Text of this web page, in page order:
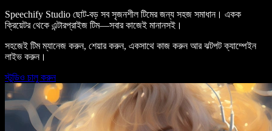
Speechify Studio ছোট-বড় সব সৃজনশীল টিমের জন্য সহজ সমাধান। একক
ক্রিয়েটর থেকে এন্টারপ্রাইজ টিম—সবার কাজেই মানানসই।
সহজেই টিম ম্যানেজ করুন, শেয়ার করুন, একসাথে কাজ করুন আর ঝটপট ক্যাম্পেইন
লাইভ করুন।
স্টুডিও চালু করুন